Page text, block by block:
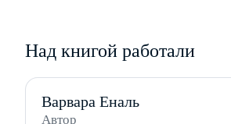
Над книгой работали
Варвара Еналь
Автор